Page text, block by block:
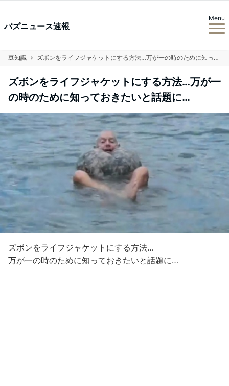
バズニュース速報
Menu
豆知識 ズボンをライフジャケットにする方法…万が一の時のために知っておきたいと話題に…
ズボンをライフジャケットにする方法…万が一
の時のために知っておきたいと話題に…
ズボンをライフジャケットにする方法…
万が一の時のために知っておきたいと話題に…